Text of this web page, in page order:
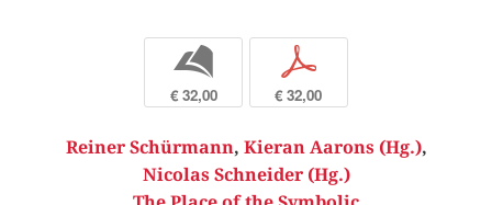
b
€ 32,00
p
€ 32,00
Reiner Schürmann, Kieran Aarons (Hg.),
Nicolas Schneider (Hg.)